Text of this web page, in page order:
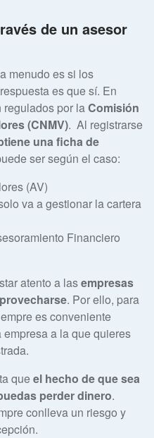
de un asesor
menudo es si los
es que sí. En
regulados por laComisión
(CNMV). Al registrarse
una ficha de
ser según el caso:
(AV)
va a gestionar la cartera
Financiero
atento a lasempresas
. Por ello, para
es conveniente
a la que quieres
queel hecho de que sea
perder dinero.
conlleva un riesgo y